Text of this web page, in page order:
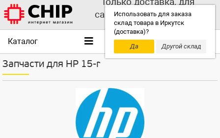
Использовать для заказа
склад товара в Иркутск
(доставка)?
Да
Другой склад
самовывоза выбирайте
другой склад!
Каталог
Запчасти для HP 15-r